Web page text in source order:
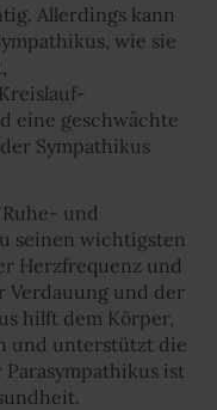
Allerdings kann
wie sie
eine geschwächte
Sympathikus
und
seinen wichtigsten
Herzfrequenz und
Verdauung und der
hilft dem Körper,
und unterstützt die
ist